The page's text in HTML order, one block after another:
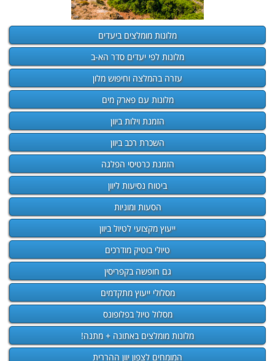
מלונות מומלצים ביעדים
מלונות לפי יעדים סדר הא-ב
עזרה בהמלצה וחיפוש מלון
מלונות עם פארק מים
הזמנת וילות ביוון
השכרת רכב ביוון
הזמנת כרטיסי הפלגה
ביטוח נסיעות ליוון
הסעות ומוניות
ייעוץ מקצועי לטיול ביוון
טיולי בוטיק מודרכים
גם חופשה בקפריסין
מסלולי ייעוץ מתקדמים
מסלול טיול בפלופונס
מלונות מומלצים באתונה + מתנה!
המומחים לצפון יוון ההררית